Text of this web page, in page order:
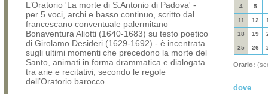
L’Oratorio 'La morte di S.Antonio di Padova' -
per 5 voci, archi e basso continuo, scritto dal
francescano conventuale palermitano
Bonaventura Aliotti (1640-1683) su testo poetico
di Girolamo Desideri (1629-1692) - è incentrata
sugli ultimi momenti che precedono la morte del
Santo, animati in forma drammatica e dialogata
tra arie e recitativi, secondo le regole
dell’Oratorio barocco.
4 5
11 12
18 19
25 26
Orario:
dove